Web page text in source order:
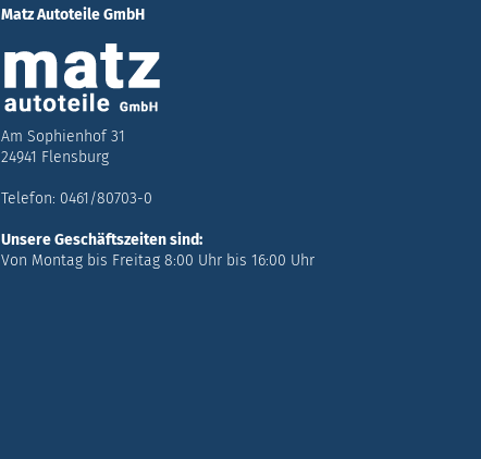
Matz Autoteile GmbH
Am Sophienhof 31
24941 Flensburg
Telefon: 0461/80703-0
Unsere Geschäftszeiten sind:
Von Montag bis Freitag 8:00 Uhr bis 16:00 Uhr